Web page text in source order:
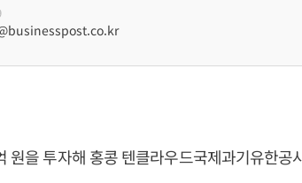
원을 투자해 홍콩 텐클라우드국제과기유한공